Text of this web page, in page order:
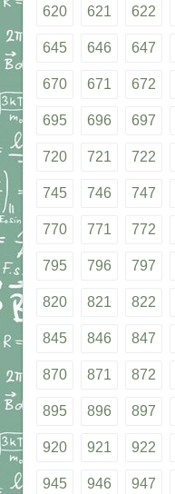
620 621 622
645 646 647
670 671 672
695 696 697
720 721 722
745 746 747
770 771 772
795 796 797
820 821 822
845 846 847
870 871 872
895 896 897
920 921 922
945 946 947